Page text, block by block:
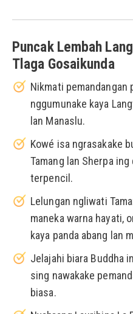
Puncak Lembah
Tlaga Gosaikunda
Nikmati
nggumunake kaya
lan Manaslu.
Kowé isa ngrasakake
Tamang lan Sherpa
terpencil.
Lelungan ngliwati
maneka warna hayati,
kaya panda abang lan
Jelajahi biara Buddha
sing nawakake
biasa.